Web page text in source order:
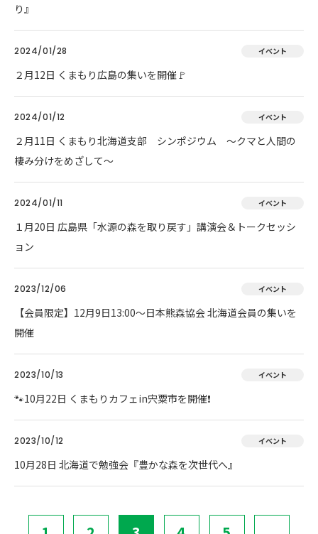
り』
2024/01/28 イベント
２月12日 くまもり広島の集いを開催🚩
2024/01/12 イベント
２月11日 くまもり北海道支部 シンポジウム ～クマと人間の
棲み分けをめざして～
2024/01/11 イベント
１月20日 広島県「水源の森を取り戻す」講演会＆トークセッシ
ョン
2023/12/06 イベント
【会員限定】12月9日13:00～日本熊森協会 北海道会員の集いを
開催
2023/10/13 イベント
🐾10月22日 くまもりカフェin宍粟市を開催❗
2023/10/12 イベント
10月28日 北海道で勉強会『豊かな森を次世代へ』